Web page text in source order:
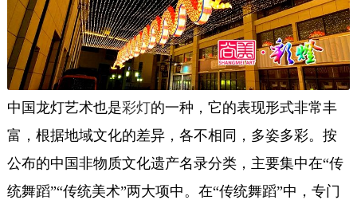
中国龙灯艺术也是彩灯的一种，它的表现形式非常丰
富，根据地域文化的差异，各不相同，多姿多彩。按
公布的中国非物质文化遗产名录分类，主要集中在“传
统舞蹈”“传统美术”两大项中。在“传统舞蹈”中，专门